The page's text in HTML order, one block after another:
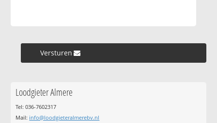
Versturen »
Loodgieter Almere
Tel: 036-7602317
Mail: info@loodgieteralmerebv.nl